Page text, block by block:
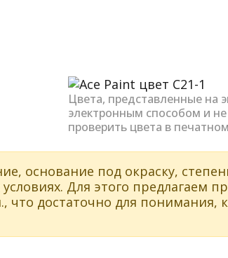
Цвета, представленные на
электронным способом и
проверить цвета в
основание под окраску,
Для этого предлагаем
достаточно для понимания,